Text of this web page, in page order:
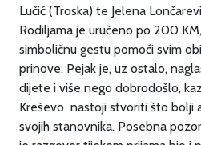
Lučić (Troska) te Jelena
Rodiljama je uručeno po 200
simboličnu gestu pomoći svim
prinove. Pejak je, uz ostalo,
dijete i više nego dobrodošlo,
Kreševo nastoji stvoriti što bolji
svojih stanovnika. Posebna